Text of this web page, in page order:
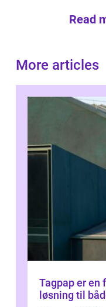
Read
More articles
Tagpap er en
løsning til